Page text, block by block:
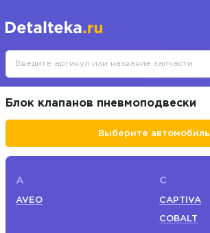
Блок клапанов пневмоподвески
Выберите автомобиль
A
AVEO
C
CAPTIVA
COBALT